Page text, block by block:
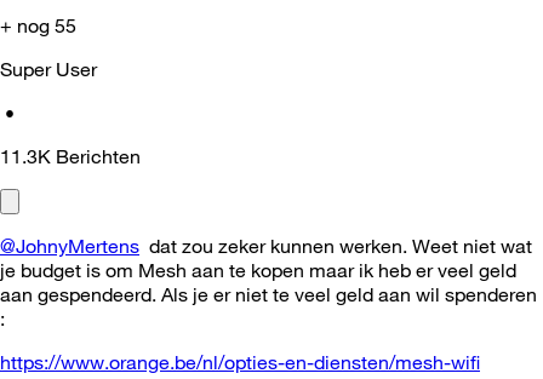
+ nog 55
Super User
•
11.3K Berichten
@JohnyMertens dat zou zeker kunnen werken. Weet niet wat
je budget is om Mesh aan te kopen maar ik heb er veel geld
aan gespendeerd. Als je er niet te veel geld aan wil spenderen
:
https://www.orange.be/nl/opties-en-diensten/mesh-wifi